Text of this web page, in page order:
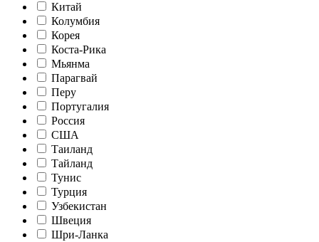
Китай
Колумбия
Корея
Коста-Рика
Мьянма
Парагвай
Перу
Португалия
Россия
США
Таиланд
Тайланд
Тунис
Турция
Узбекистан
Швеция
Шри-Ланка